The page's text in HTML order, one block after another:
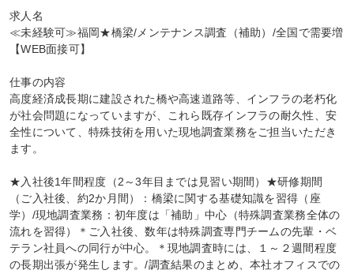
求人名
≪未経験可≫福岡★橋梁/メンテナンス調査（補助）/全国で需要増
【WEB面接可】
仕事の内容
高度経済成長期に建設された橋や高速道路等、インフラの老朽化
が社会問題になっていますが、これら既存インフラの耐久性、安
全性について、特殊技術を用いた現地調査業務をご担当いただき
ます。
★入社後1年間程度（2～3年目までは見習い期間）★研修期間
（ご入社後、約2か月間）：橋梁に関する基礎知識を習得（座
学）/現地調査業務：初年度は「補助」中心（特殊調査業務全体の
流れを習得）＊ご入社後、数年は特殊調査専門チームの先輩・ベ
テラン社員への同行が中心。＊現地調査時には、１～２週間程度
の長期出張が発生します。/調査結果のまとめ、本社オフィスでの